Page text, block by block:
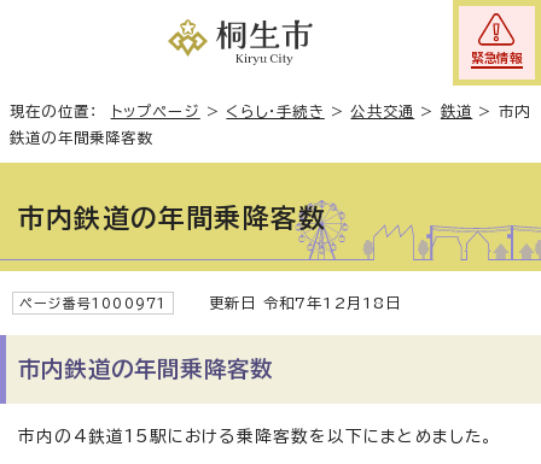
緊急情報
現在の位置： トップページ > くらし・手続き >公共交通 > 鉄道 > 市内
鉄道の年間乗降客数
市内鉄道の年間乗降客数
ページ番号1000971 更新日 令和7年12月18日
市内鉄道の年間乗降客数
市内の4鉄道15駅における乗降客数を以下にまとめました。